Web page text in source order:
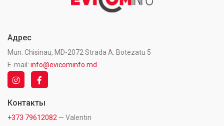
Адрес
Mun. Chisinau, MD-2072 Strada A. Botezatu 5
E-mail: info@evicominfo.md
Контакты
+373 79612082 — Valentin